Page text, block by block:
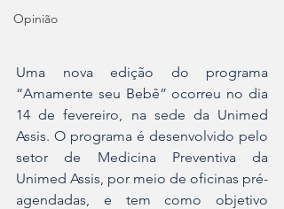
Opinião
Uma nova edição do programa
“Amamente seu Bebê” ocorreu no dia
14 de fevereiro, na sede da Unimed
Assis. O programa é desenvolvido pelo
setor de Medicina Preventiva da
Unimed Assis, por meio de oficinas pré-
agendadas, e tem como objetivo